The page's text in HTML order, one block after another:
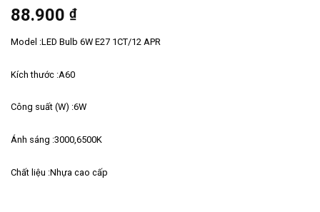
88.900 ₫
Model :LED Bulb 6W E27 1CT/12 APR
Kích thước :A60
Công suất (W) :6W
Ánh sáng :3000,6500K
Chất liệu :Nhựa cao cấp